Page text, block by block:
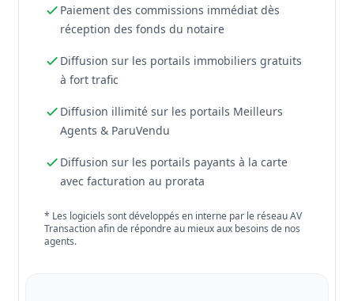
Paiement des commissions immédiat dès
réception des fonds du notaire
Diffusion sur les portails immobiliers gratuits
à fort trafic
Diffusion illimité sur les portails Meilleurs
Agents & ParuVendu
Diffusion sur les portails payants à la carte
avec facturation au prorata
* Les logiciels sont développés en interne par le réseau AV
Transaction afin de répondre au mieux aux besoins de nos
agents.